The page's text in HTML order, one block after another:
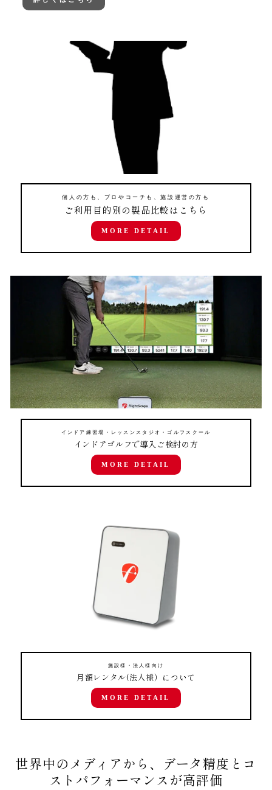
個人の方も、プロやコーチも、施設運営の方も
ご利用目的別の製品比較はこちら
MORE DETAIL
インドア練習場・レッスンスタジオ・ゴルフスクール
インドアゴルフで導入ご検討の方
MORE DETAIL
施設様・法人様向け
月額レンタル(法人様）について
MORE DETAIL
世界中のメディアから、データ精度とコ
ストパフォーマンスが高評価